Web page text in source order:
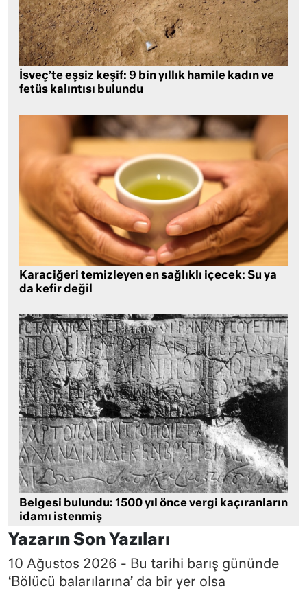
İsveç’te eşsiz keşif: 9 bin yıllık hamile kadın ve
fetüs kalıntısı bulundu
Karaciğeri temizleyen en sağlıklı içecek: Su ya
da kefir değil
Belgesi bulundu: 1500 yıl önce vergi kaçıranların
idamı istenmiş
Yazarın Son Yazıları
10 Ağustos 2026 - Bu tarihi barış gününde
‘Bölücü balarılarına’ da bir yer olsa